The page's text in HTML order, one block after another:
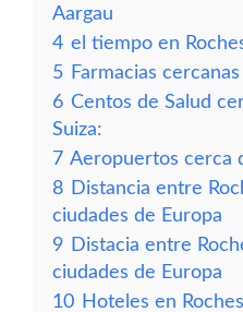
Aargau
4 el tiempo en
5 Farmacias
6 Centos de Salud
Suiza:
7 Aeropuertos cerca
8 Distancia entre
ciudades de Europa
9 Distacia entre
ciudades de Europa
10 Hoteles en